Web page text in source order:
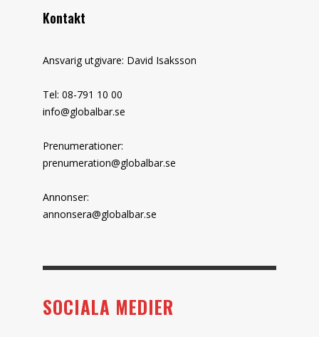
Kontakt
Ansvarig utgivare: David Isaksson
Tel: 08-791 10 00
info@globalbar.se
Prenumerationer:
prenumeration@globalbar.se
Annonser:
annonsera@globalbar.se
SOCIALA MEDIER